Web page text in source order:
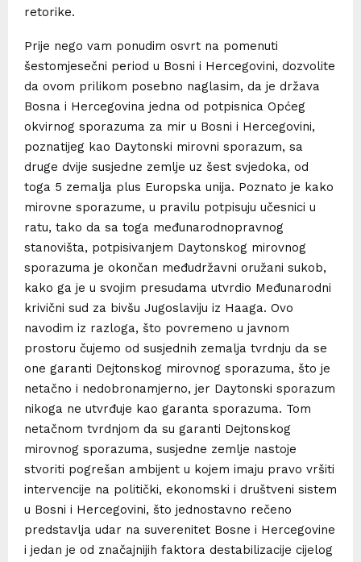
retorike.
Prije nego vam ponudim osvrt na pomenuti
šestomjesečni period u Bosni i Hercegovini, dozvolite
da ovom prilikom posebno naglasim, da je država
Bosna i Hercegovina jedna od potpisnica Općeg
okvirnog sporazuma za mir u Bosni i Hercegovini,
poznatijeg kao Daytonski mirovni sporazum, sa
druge dvije susjedne zemlje uz šest svjedoka, od
toga 5 zemalja plus Europska unija. Poznato je kako
mirovne sporazume, u pravilu potpisuju učesnici u
ratu, tako da sa toga međunarodnopravnog
stanovišta, potpisivanjem Daytonskog mirovnog
sporazuma je okončan međudržavni oružani sukob,
kako ga je u svojim presudama utvrdio Međunarodni
krivični sud za bivšu Jugoslaviju iz Haaga. Ovo
navodim iz razloga, što povremeno u javnom
prostoru čujemo od susjednih zemalja tvrdnju da se
one garanti Dejtonskog mirovnog sporazuma, što je
netačno i nedobronamjerno, jer Daytonski sporazum
nikoga ne utvrđuje kao garanta sporazuma. Tom
netačnom tvrdnjom da su garanti Dejtonskog
mirovnog sporazuma, susjedne zemlje nastoje
stvoriti pogrešan ambijent u kojem imaju pravo vršiti
intervencije na politički, ekonomski i društveni sistem
u Bosni i Hercegovini, što jednostavno rečeno
predstavlja udar na suverenitet Bosne i Hercegovine
i jedan je od značajnijih faktora destabilizacije cijelog